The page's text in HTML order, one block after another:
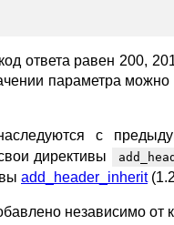
ответа равен 200,
параметра можно
с
директивы
add_header_inherit
независимо от